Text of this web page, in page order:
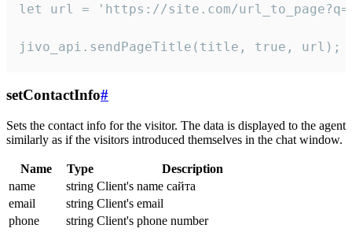
let url = 'https://site.com/
jivo_api.sendPageTitle(title, true, url);
setContactInfo#
Sets the contact info for the visitor. The data is displayed to the agent
similarly as if the visitors introduced themselves in the chat window.
Name Type
Description
name
string Client's name сайта
email
string Client's email
phone
string Client's phone number